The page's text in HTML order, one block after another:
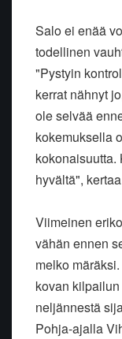
Salo ei enää
todellinen
"Pystyin
kerrat nähnyt
ole selvää
kokemuksella
kokonaisuutta.
hyvältä",
Viimeinen
vähän ennen
melko
kovan
neljännestä
Pohja-ajalla